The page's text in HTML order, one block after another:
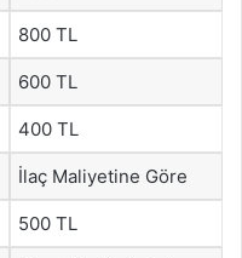
800 TL
600 TL
400 TL
İlaç Maliyetine Göre
500 TL